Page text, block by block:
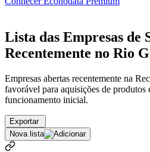
Lista das Empresas de
Recentemente no Rio
Empresas abertas recentemente na
favorável para aquisições de produtos
funcionamento inicial.
Exportar
Nova lista